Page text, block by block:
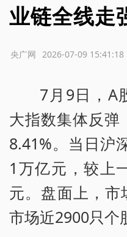
业链全线走
2026-07-09 15:41:18
央广网
7月9日，A
大指数集体反弹
8.41%。当日沪
1万亿元，较上
元。盘面上，
市场近2900只个